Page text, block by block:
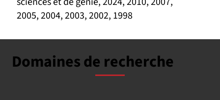
2005, 2004, 2003, 2002, 1998
Domaines de recherche